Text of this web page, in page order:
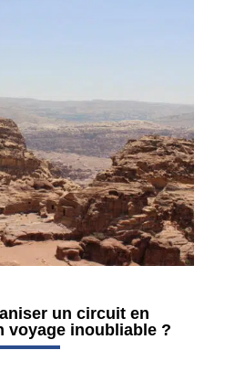
un circuit en
voyage inoubliable ?